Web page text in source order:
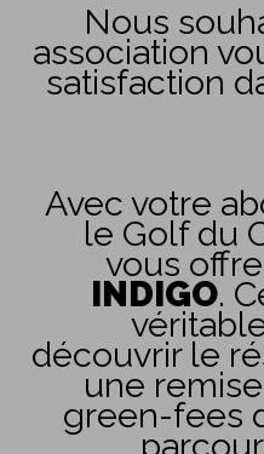
Nous
association
satisfaction
Avec votre
le Golf du
vous
INDIGO.
découvrir le
une
green-fees